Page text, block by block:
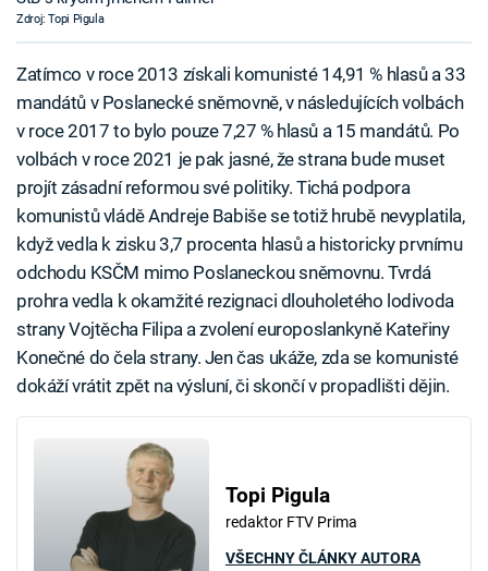
Zdroj: Topi Pigula
Zatímco v roce 2013 získali komunisté 14,91 % hlasů a 33
mandátů v Poslanecké sněmovně, v následujících volbách
v roce 2017 to bylo pouze 7,27 % hlasů a 15 mandátů. Po
volbách v roce 2021 je pak jasné, že strana bude muset
projít zásadní reformou své politiky. Tichá podpora
komunistů vládě Andreje Babiše se totiž hrubě nevyplatila,
když vedla k zisku 3,7 procenta hlasů a historicky prvnímu
odchodu KSČM mimo Poslaneckou sněmovnu. Tvrdá
prohra vedla k okamžité rezignaci dlouholetého lodivoda
strany Vojtěcha Filipa a zvolení europoslankyně Kateřiny
Konečné do čela strany. Jen čas ukáže, zda se komunisté
dokáží vrátit zpět na výsluní, či skončí v propadlišti dějin.
Topi Pigula
redaktor FTV Prima
VŠECHNY ČLÁNKY AUTORA